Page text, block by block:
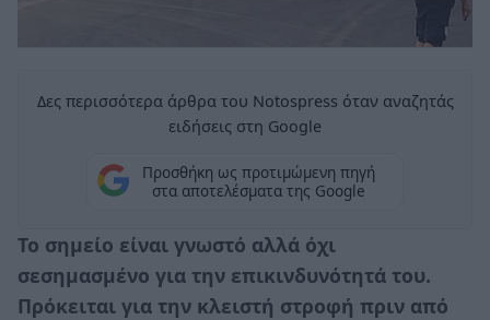
Δες περισσότερα άρθρα του Notospress όταν αναζητάς
ειδήσεις στη Google
Προσθήκη ως προτιμώμενη πηγή
στα αποτελέσματα της Google
Το σημείο είναι γνωστό αλλά όχι
σεσημασμένο για την επικινδυνότητά του.
Πρόκειται για την κλειστή στροφή πριν από